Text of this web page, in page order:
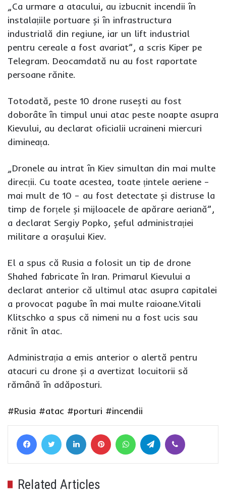
„Ca urmare a atacului, au izbucnit incendii în
instalațiile portuare și în infrastructura
industrială din regiune, iar un lift industrial
pentru cereale a fost avariat”, a scris Kiper pe
Telegram. Deocamdată nu au fost raportate
persoane rănite.
Totodată, peste 10 drone rusești au fost
doborâte în timpul unui atac peste noapte asupra
Kievului, au declarat oficialii ucraineni miercuri
dimineața.
„Dronele au intrat în Kiev simultan din mai multe
direcții. Cu toate acestea, toate țintele aeriene –
mai mult de 10 – au fost detectate și distruse la
timp de forțele și mijloacele de apărare aeriană”,
a declarat Sergiy Popko, șeful administrației
militare a orașului Kiev.
El a spus că Rusia a folosit un tip de drone
Shahed fabricate în Iran. Primarul Kievului a
declarat anterior că ultimul atac asupra capitalei
a provocat pagube în mai multe raioane.Vitali
Klitschko a spus că nimeni nu a fost ucis sau
rănit în atac.
Administrația a emis anterior o alertă pentru
atacuri cu drone și a avertizat locuitorii să
rămână în adăposturi.
#Rusia #atac #porturi #incendii
FacebookTwitter LinkedIn Pinterest WhatsAppTelegram
Related Articles